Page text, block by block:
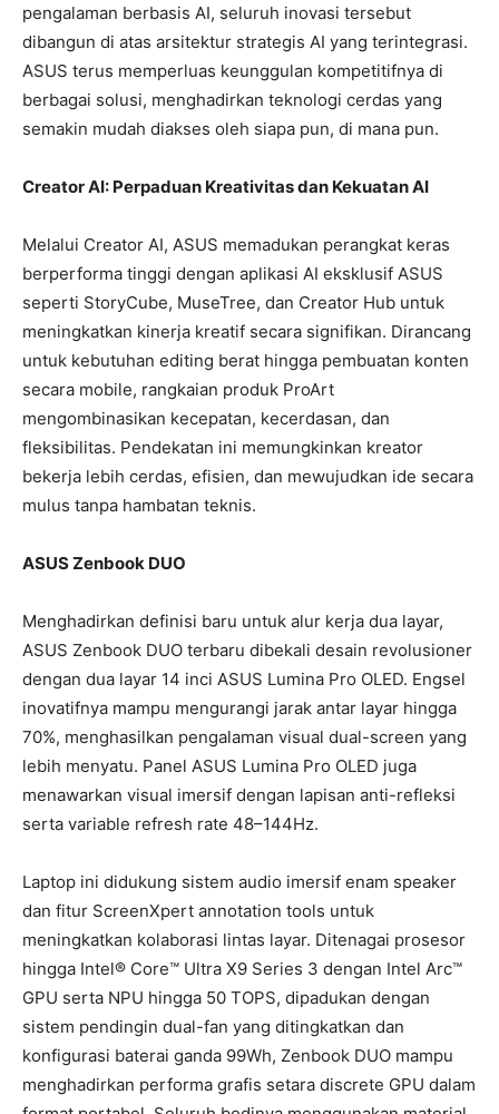
pengalaman berbasis AI, seluruh inovasi tersebut
dibangun di atas arsitektur strategis AI yang terintegrasi.
ASUS terus memperluas keunggulan kompetitifnya di
berbagai solusi, menghadirkan teknologi cerdas yang
semakin mudah diakses oleh siapa pun, di mana pun.
Creator AI: Perpaduan Kreativitas dan Kekuatan AI
Melalui Creator AI, ASUS memadukan perangkat keras
berperforma tinggi dengan aplikasi AI eksklusif ASUS
seperti StoryCube, MuseTree, dan Creator Hub untuk
meningkatkan kinerja kreatif secara signifikan. Dirancang
untuk kebutuhan editing berat hingga pembuatan konten
secara mobile, rangkaian produk ProArt
mengombinasikan kecepatan, kecerdasan, dan
fleksibilitas. Pendekatan ini memungkinkan kreator
bekerja lebih cerdas, efisien, dan mewujudkan ide secara
mulus tanpa hambatan teknis.
ASUS Zenbook DUO
Menghadirkan definisi baru untuk alur kerja dua layar,
ASUS Zenbook DUO terbaru dibekali desain revolusioner
dengan dua layar 14 inci ASUS Lumina Pro OLED. Engsel
inovatifnya mampu mengurangi jarak antar layar hingga
70%, menghasilkan pengalaman visual dual-screen yang
lebih menyatu. Panel ASUS Lumina Pro OLED juga
menawarkan visual imersif dengan lapisan anti-refleksi
serta variable refresh rate 48–144Hz.
Laptop ini didukung sistem audio imersif enam speaker
dan fitur ScreenXpert annotation tools untuk
meningkatkan kolaborasi lintas layar. Ditenagai prosesor
hingga Intel® Core™ Ultra X9 Series 3 dengan Intel Arc™
GPU serta NPU hingga 50 TOPS, dipadukan dengan
sistem pendingin dual-fan yang ditingkatkan dan
konfigurasi baterai ganda 99Wh, Zenbook DUO mampu
menghadirkan performa grafis setara discrete GPU dalam